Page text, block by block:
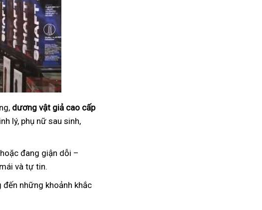
dương vật giả cao cấp
lý, phụ nữ sau sinh,
đang giận dỗi –
và tự tin.
những khoảnh khắc